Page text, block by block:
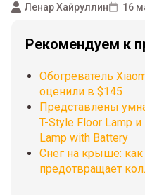
Ленар Хайруллин 16
Рекомендуем к
Обогреватель
оценили в $145
Представлены
T-Style Floor Lamp и
Lamp with Battery
Снег на крыше:
предотвращает